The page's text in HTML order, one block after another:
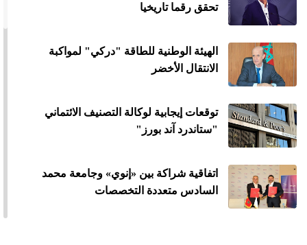
تحقق رقما تاريخيا
الهيئة الوطنية للطاقة "دركي" لمواكبة
الانتقال الأخضر
توقعات إيجابية لوكالة التصنيف الائتماني
"ستاندرد آند بورز"
اتفاقية شراكة بين «إنوي» وجامعة محمد
السادس متعددة التخصصات